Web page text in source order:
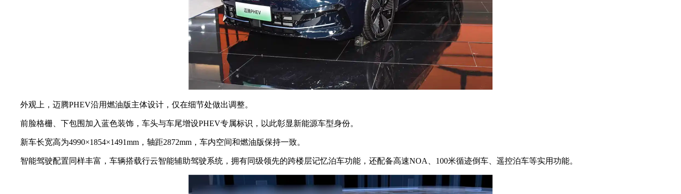
外观上，迈腾PHEV沿用燃油版主体设计，仅在细节处做出调整。
前脸格栅、下包围加入蓝色装饰，车头与车尾增设PHEV专属标识，以此彰显新能源车型身份。
新车长宽高为4990×1854×1491mm，轴距2872mm，车内空间和燃油版保持一致。
智能驾驶配置同样丰富，车辆搭载行云智能辅助驾驶系统，拥有同级领先的跨楼层记忆泊车功能，还配备高速NOA、100米循迹倒车、遥控泊车等实用功能。